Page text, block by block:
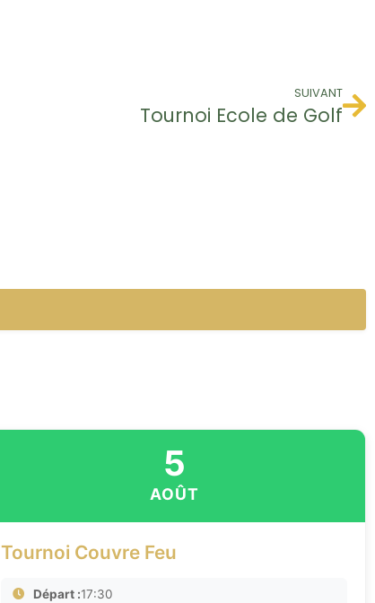
SUIVANT
Tournoi Ecole de Golf
5
AOÛT
Tournoi Couvre Feu
Départ :17:30